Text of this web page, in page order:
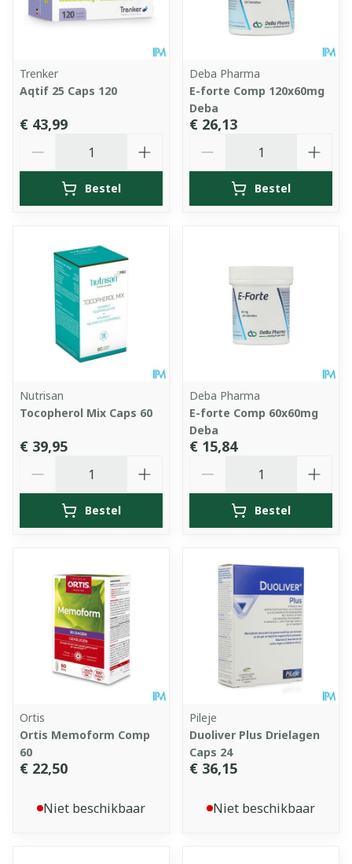
Trenker
Aqtif 25 Caps 120
€ 43,99
Bestel
Deba Pharma
E-forte Comp 120x60mg
Deba
€ 26,13
Bestel
Nutrisan
Tocopherol Mix Caps 60
€ 39,95
Bestel
Deba Pharma
E-forte Comp 60x60mg
Deba
€ 15,84
Bestel
Ortis
Ortis Memoform Comp
60
€ 22,50
Niet beschikbaar
Pileje
Duoliver Plus Drielagen
Caps 24
€ 36,15
Niet beschikbaar